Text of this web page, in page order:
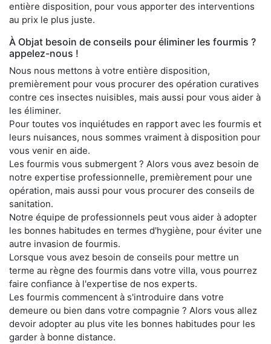
entière disposition, pour vous apporter des interventions
au prix le plus juste.
À Objat besoin de conseils pour éliminer les fourmis ?
appelez-nous !
Nous nous mettons à votre entière disposition,
premièrement pour vous procurer des opération curatives
contre ces insectes nuisibles, mais aussi pour vous aider à
les éliminer.
Pour toutes vos inquiétudes en rapport avec les fourmis et
leurs nuisances, nous sommes vraiment à disposition pour
vous venir en aide.
Les fourmis vous submergent ? Alors vous avez besoin de
notre expertise professionnelle, premièrement pour une
opération, mais aussi pour vous procurer des conseils de
sanitation.
Notre équipe de professionnels peut vous aider à adopter
les bonnes habitudes en termes d'hygiène, pour éviter une
autre invasion de fourmis.
Lorsque vous avez besoin de conseils pour mettre un
terme au règne des fourmis dans votre villa, vous pourrez
faire confiance à l'expertise de nos experts.
Les fourmis commencent à s'introduire dans votre
demeure ou bien dans votre compagnie ? Alors vous allez
devoir adopter au plus vite les bonnes habitudes pour les
garder à bonne distance.